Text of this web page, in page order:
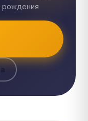
рождения